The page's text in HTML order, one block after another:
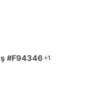
#F94346 +1